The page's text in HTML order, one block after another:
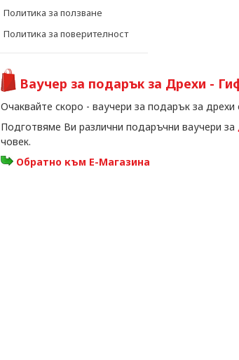
Политика за ползване
Политика за поверителност
Ваучер за подарък за Дрехи -
Очаквайте скоро - ваучери за подарък за дрехи
Подготвяме Ви различни подаръчни ваучери за
човек.
Обратно към Е-Магазина